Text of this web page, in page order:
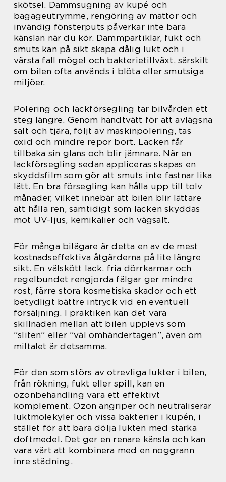
skötsel. Dammsugning av kupé och
bagageutrymme, rengöring av mattor och
invändig fönsterputs påverkar inte bara
känslan när du kör. Dammpartiklar, fukt och
smuts kan på sikt skapa dålig lukt och i
värsta fall mögel och bakterietillväxt, särskilt
om bilen ofta används i blöta eller smutsiga
miljöer.
Polering och lackförsegling tar bilvården ett
steg längre. Genom handtvätt för att avlägsna
salt och tjära, följt av maskinpolering, tas
oxid och mindre repor bort. Lacken får
tillbaka sin glans och blir jämnare. När en
lackförsegling sedan appliceras skapas en
skyddsfilm som gör att smuts inte fastnar lika
lätt. En bra försegling kan hålla upp till tolv
månader, vilket innebär att bilen blir lättare
att hålla ren, samtidigt som lacken skyddas
mot UV-ljus, kemikalier och vägsalt.
För många bilägare är detta en av de mest
kostnadseffektiva åtgärderna på lite längre
sikt. En välskött lack, fria dörrkarmar och
regelbundet rengjorda fälgar ger mindre
rost, färre stora kosmetiska skador och ett
betydligt bättre intryck vid en eventuell
försäljning. I praktiken kan det vara
skillnaden mellan att bilen upplevs som
”sliten” eller ”väl omhändertagen”, även om
miltalet är detsamma.
För den som störs av otrevliga lukter i bilen,
från rökning, fukt eller spill, kan en
ozonbehandling vara ett effektivt
komplement. Ozon angriper och neutraliserar
luktmolekyler och vissa bakterier i kupén, i
stället för att bara dölja lukten med starka
doftmedel. Det ger en renare känsla och kan
vara värt att kombinera med en noggrann
inre städning.